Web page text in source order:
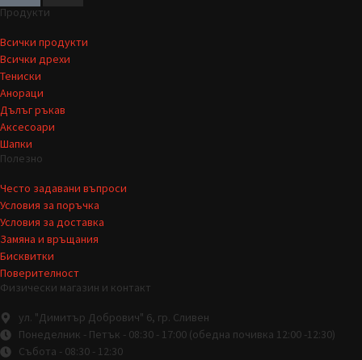
Продукти
Всички продукти
Всички дрехи
Тениски
Анораци
Дълъг ръкав
Аксесоари
Шапки
Полезно
Често задавани въпроси
Условия за поръчка
Условия за доставка
Замяна и връщания
Бисквитки
Поверителност
Физически магазин и контакт
ул. "Димитър Добрович" 6, гр. Сливен
Понеделник - Петък - 08:30 - 17:00 (обедна почивка 12:00 -12:30)
Събота - 08:30 - 12:30